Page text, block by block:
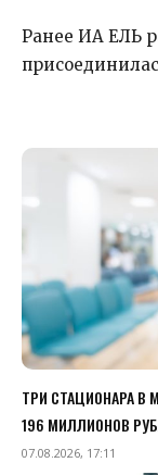
Ранее ИА ЕЛЬ
ТРИ СТАЦИОНАРА В
196 МИЛЛИОНОВ
07.08.2026, 17:11